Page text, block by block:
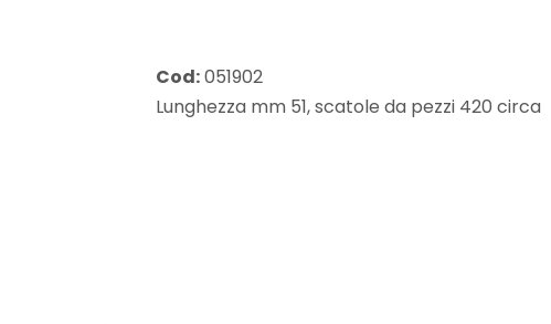
Cod:051902
Lunghezza mm 51, scatole da pezzi 420 circa